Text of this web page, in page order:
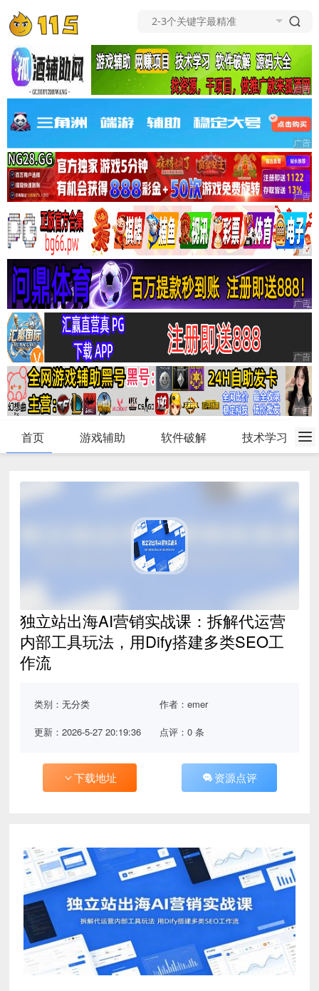
首页 游戏辅助 软件破解 技术学习
独立站出海AI营销实战课：拆解代运营
内部工具玩法，用Dify搭建多类SEO工
作流
类别：无分类 作者：emer
更新：2026-5-27 20:19:36 点评：0 条
下载地址 资源点评